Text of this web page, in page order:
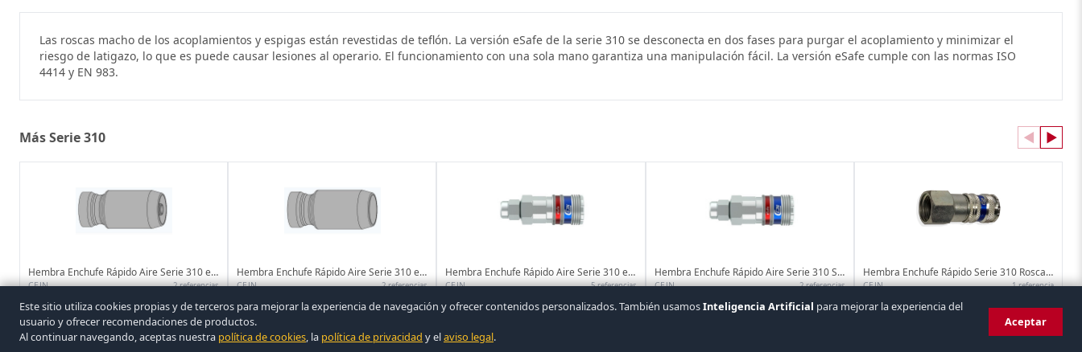
Las roscas macho de los acoplamientos y espigas están revestidas de teflón. La versión eSafe de la serie 310 se desconecta en dos fases para purgar el acoplamiento y minimizar el
riesgo de latigazo, lo que es puede causar lesiones al operario. El funcionamiento con una sola mano garantiza una manipulación fácil. La versión eSafe cumple con las normas ISO
4414 y EN 983.
Más Serie 310 ◀ ▶
Hembra Enchufe Rápido Aire Serie 310 eSafe Soft Line
CEJN 2 referencias
Hembra Enchufe Rápido Aire Serie 310 eSafe Soft Line Rosca Hembra
CEJN 2 referencias
Hembra Enchufe Rápido Aire Serie 310 eSafe Stream Line
CEJN 5 referencias
Hembra Enchufe Rápido Aire Serie 310 Stream Line
CEJN 2 referencias
Hembra Enchufe Rápido Serie 310 Rosca Hembra
CEJN 1 referencia
© 2026 Covasa. Todos los derechos reservados. | Aviso legal|Privacidad|Eliminar cuenta|Condiciones|Cookies
Este sitio utiliza cookies propias y de terceros para mejorar la experiencia de navegación y ofrecer contenidos personalizados. También usamosInteligencia Artificial para mejorar la experiencia del
usuario y ofrecer recomendaciones de productos.
Al continuar navegando, aceptas nuestra política de cookies, la política de privacidad y elaviso legal.
Aceptar